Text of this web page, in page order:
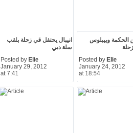
انيبال يحتفل قي زحلة بلقب
سلة دبي
Posted by Elie
January 29, 2012
at 7:41
الحكمة وبيبلوس
Posted by Elie
January 24, 2012
at 18:54